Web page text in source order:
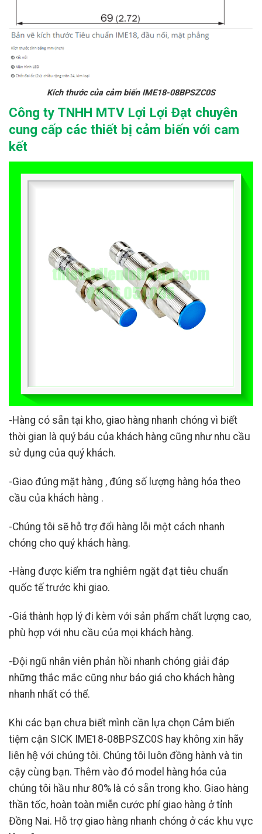
Kích thước của cảm biến IME18-08BPSZC0S
Công ty TNHH MTV Lợi Lợi Đạt chuyên
cung cấp các thiết bị cảm biến với cam
kết
-Hàng có sẵn tại kho, giao hàng nhanh chóng vì biết
thời gian là quý báu của khách hàng cũng như nhu cầu
sử dụng của quý khách.
-Giao đúng mặt hàng , đúng số lượng hàng hóa theo
cầu của khách hàng .
-Chúng tôi sẽ hỗ trợ đổi hàng lỗi một cách nhanh
chóng cho quý khách hàng.
-Hàng được kiểm tra nghiêm ngặt đạt tiêu chuẩn
quốc tế trước khi giao.
-Giá thành hợp lý đi kèm với sản phẩm chất lượng cao,
phù hợp với nhu cầu của mọi khách hàng.
-Đội ngũ nhân viên phản hồi nhanh chóng giải đáp
những thắc mắc cũng như báo giá cho khách hàng
nhanh nhất có thể.
Khi các bạn chưa biết mình cần lựa chọn Cảm biến
tiệm cận SICK IME18-08BPSZC0S hay không xin hãy
liên hệ với chúng tôi. Chúng tôi luôn đồng hành và tin
cậy cùng bạn. Thêm vào đó model hàng hóa của
chúng tôi hầu như 80% là có sẵn trong kho. Giao hàng
thần tốc, hoàn toàn miễn cước phí giao hàng ở tỉnh
Đồng Nai. Hỗ trợ giao hàng nhanh chóng ở các khu vực